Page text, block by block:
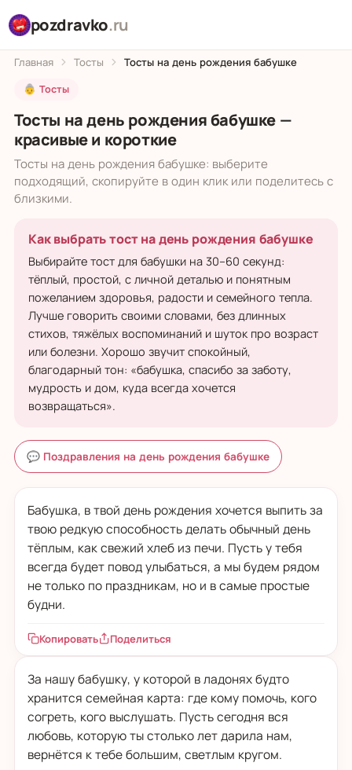
pozdravko.ru
Главная Тосты Тосты на день рождения бабушке
👵 Тосты
Тосты на день рождения бабушке —
красивые и короткие
Тосты на день рождения бабушке: выберите
подходящий, скопируйте в один клик или поделитесь с
близкими.
Как выбрать тост на день рождения бабушке
Выбирайте тост для бабушки на 30–60 секунд:
тёплый, простой, с личной деталью и понятным
пожеланием здоровья, радости и семейного тепла.
Лучше говорить своими словами, без длинных
стихов, тяжёлых воспоминаний и шуток про возраст
или болезни. Хорошо звучит спокойный,
благодарный тон: «бабушка, спасибо за заботу,
мудрость и дом, куда всегда хочется
возвращаться».
💬 Поздравления на день рождения бабушке
Бабушка, в твой день рождения хочется выпить за
твою редкую способность делать обычный день
тёплым, как свежий хлеб из печи. Пусть у тебя
всегда будет повод улыбаться, а мы будем рядом
не только по праздникам, но и в самые простые
будни.
Копировать Поделиться
За нашу бабушку, у которой в ладонях будто
хранится семейная карта: где кому помочь, кого
согреть, кого выслушать. Пусть сегодня вся
любовь, которую ты столько лет дарила нам,
вернётся к тебе большим, светлым кругом.